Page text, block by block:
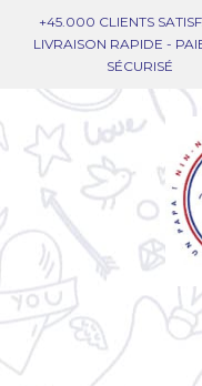
+45.000 CLIENTS
LIVRAISON RAPIDE -
SÉCURISÉ